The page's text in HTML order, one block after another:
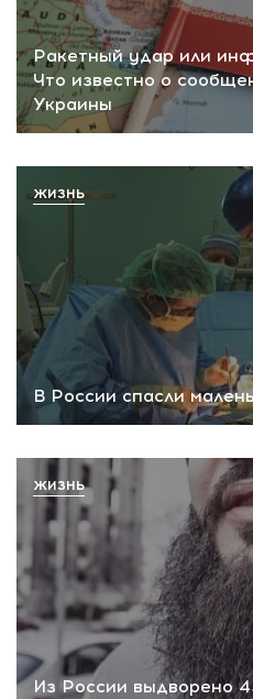
Ракетный удар или
Что известно о
Украины
В России спасли
ЖИЗНЬ
Из России выдворено
ЖИЗНЬ